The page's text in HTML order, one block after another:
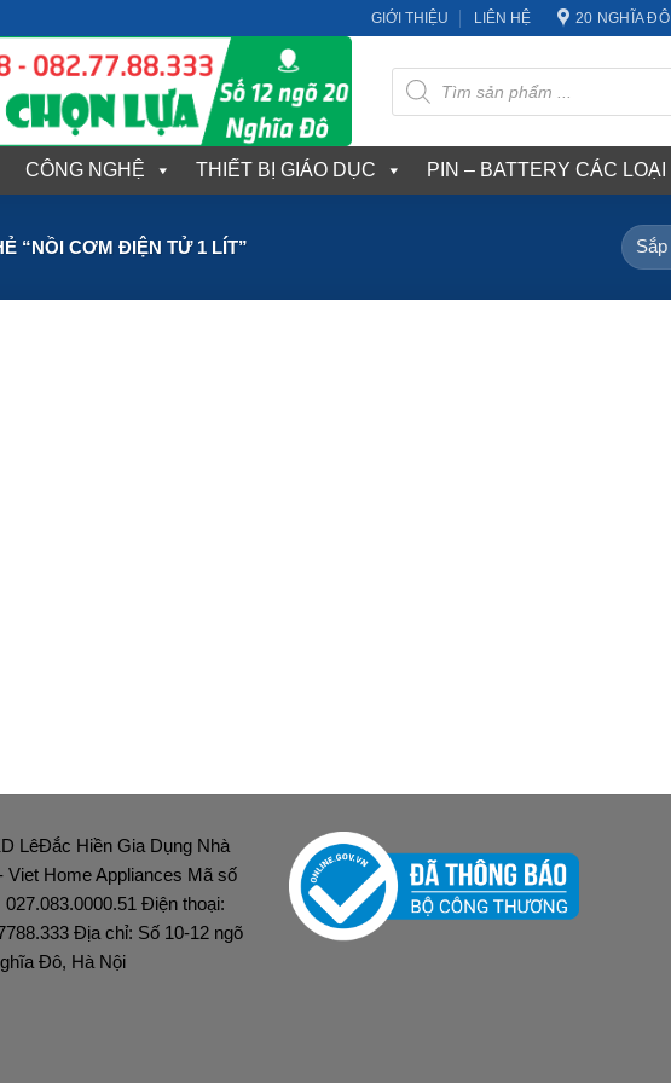
GIỚI THIỆU LIÊN HỆ 20 NGHĨA ĐÔ
Tìm
kiếm
sản
phẩm
CÔNG NGHỆ THIẾT BỊ GIÁO DỤC PIN – BATTERY CÁC LOẠI
“NỒI CƠM ĐIỆN TỬ 1 LÍT”
LêĐắc Hiền Gia Dụng Nhà
Viet Home Appliances Mã số
027.083.0000.51 Điện thoại:
Địa chỉ: Số 10-12 ngõ
Đô, Hà Nội